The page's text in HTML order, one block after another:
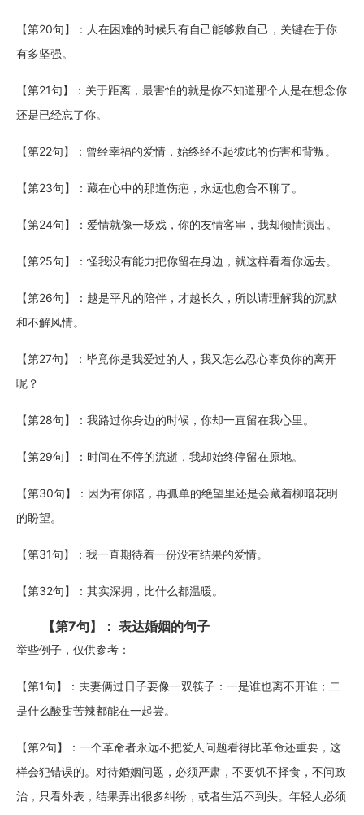
【第20句】：人在困难的时候只有自己能够救自己，关键在于你
有多坚强。
【第21句】：关于距离，最害怕的就是你不知道那个人是在想念你
还是已经忘了你。
【第22句】：曾经幸福的爱情，始终经不起彼此的伤害和背叛。
【第23句】：藏在心中的那道伤疤，永远也愈合不聊了。
【第24句】：爱情就像一场戏，你的友情客串，我却倾情演出。
【第25句】：怪我没有能力把你留在身边，就这样看着你远去。
【第26句】：越是平凡的陪伴，才越长久，所以请理解我的沉默
和不解风情。
【第27句】：毕竟你是我爱过的人，我又怎么忍心辜负你的离开
呢？
【第28句】：我路过你身边的时候，你却一直留在我心里。
【第29句】：时间在不停的流逝，我却始终停留在原地。
【第30句】：因为有你陪，再孤单的绝望里还是会藏着柳暗花明
的盼望。
【第31句】：我一直期待着一份没有结果的爱情。
【第32句】：其实深拥，比什么都温暖。
【第7句】： 表达婚姻的句子
举些例子，仅供参考：
【第1句】：夫妻俩过日子要像一双筷子：一是谁也离不开谁；二
是什么酸甜苦辣都能在一起尝。
【第2句】：一个革命者永远不把爱人问题看得比革命还重要，这
样会犯错误的。对待婚姻问题，必须严肃，不要饥不择食，不问政
治，只看外表，结果弄出很多纠纷，或者生活不到头。年轻人必须